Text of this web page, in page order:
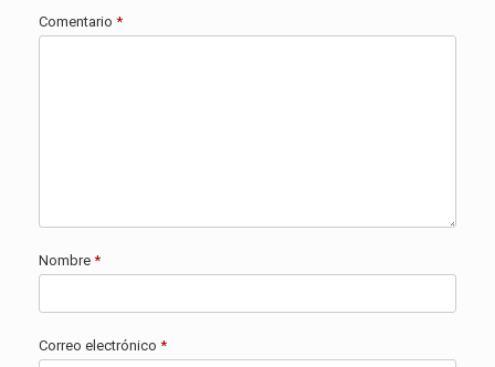
Comentario *
Nombre *
Correo electrónico *